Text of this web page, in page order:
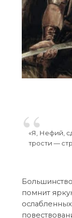
«Я, Нефий,
трости —
помнит